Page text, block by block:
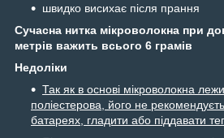
швидко висихає після прання
Сучасна нитка мікроволокна при
метрів важить всього 6 грамів
Недоліки
Так як в основі мікроволокна
поліестерова, його не
батареях, гладити або піддавати